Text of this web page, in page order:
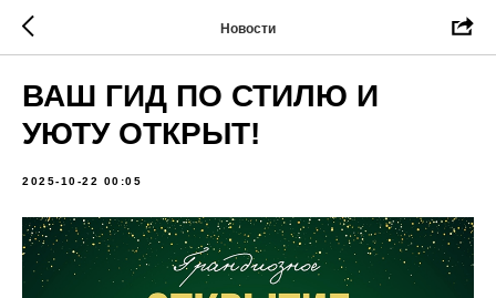
Новости
ВАШ ГИД ПО СТИЛЮ И
УЮТУ ОТКРЫТ!
2025-10-22 00:05